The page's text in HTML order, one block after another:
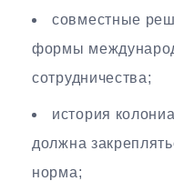
совместные
формы
сотрудничества;
история
должна
норма;